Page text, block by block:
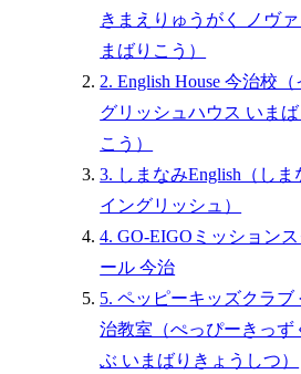
きまえりゅうがく ノヴァ
まばりこう）
2. English House 今治校（
グリッシュハウス いまば
こう）
3. しまなみEnglish（しま
イングリッシュ）
4. GO-EIGOミッションス
ール 今治
5. ペッピーキッズクラブ
治教室（ぺっぴーきっず
ぶ いまばりきょうしつ）